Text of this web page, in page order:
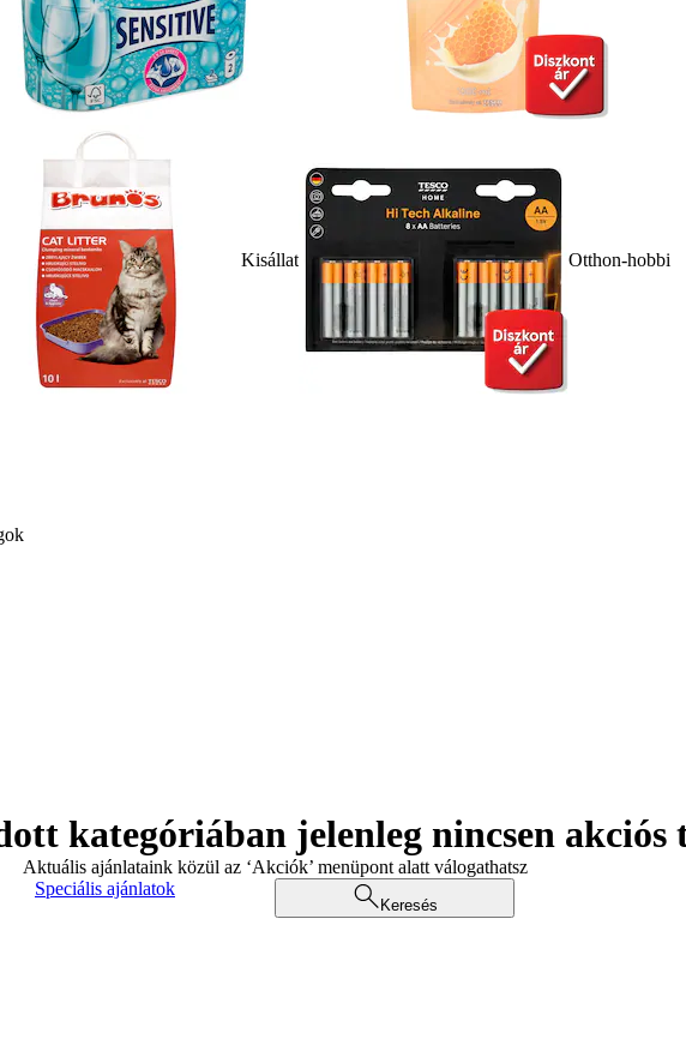
Kisállat Otthon-hobbi
kategóriában jelenleg nincsen akciós
Aktuális ajánlataink közül az ‘Akciók’ menüpont alatt válogathatsz
Speciális ajánlatok
Keresés